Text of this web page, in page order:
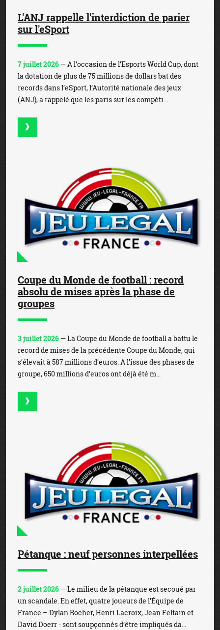
L'ANJ rappelle l'interdiction de parier
sur l'eSport
7 juillet 2026 — A l’occasion de l’Esports World Cup, dont
la dotation de plus de 75 millions de dollars bat des
records dans l’eSport, l’Autorité nationale des jeux
(ANJ), a rappelé que les paris sur les compéti...
Coupe du Monde de football : record
absolu de mises après la phase de
groupes
3 juillet 2026 — La Coupe du Monde de football a battu le
record de mises de la précédente Coupe du Monde, qui
s’élevait à 587 millions d’euros. A l’issue des phases de
groupe, 650 millions d’euros ont déjà été m...
Pétanque : neuf personnes interpellées
2 juillet 2026 — Le milieu de la pétanque est secoué par
un scandale. En effet, quatre joueurs de l’Équipe de
France – Dylan Rocher, Henri Lacroix, Jean Feltain et
David Doerr - sont soupçonnés d’être impliqués da...